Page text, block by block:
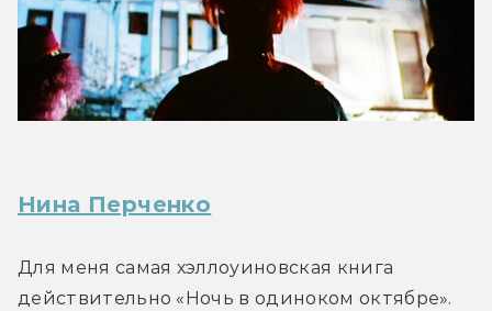
Нина Перченко
Для меня самая хэллоуиновская книга
действительно «Ночь в одиноком октябре».